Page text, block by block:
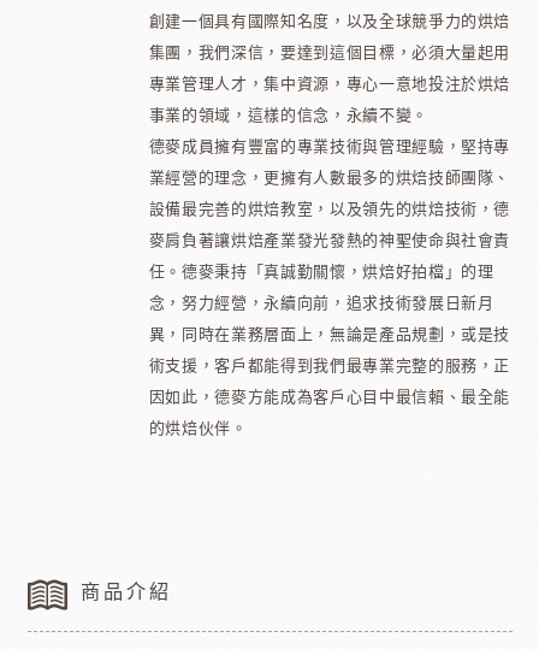
創建一個具有國際知名度，以及全球競爭力的烘焙
集團，我們深信，要達到這個目標，必須大量起用
專業管理人才，集中資源，專心一意地投注於烘焙
事業的領域，這樣的信念，永續不變。
德麥成員擁有豐富的專業技術與管理經驗，堅持專
業經營的理念，更擁有人數最多的烘焙技師團隊、
設備最完善的烘焙教室，以及領先的烘焙技術，德
麥肩負著讓烘焙產業發光發熱的神聖使命與社會責
任。德麥秉持「真誠勤關懷，烘焙好拍檔」的理
念，努力經營，永續向前，追求技術發展日新月
異，同時在業務層面上，無論是產品規劃，或是技
術支援，客戶都能得到我們最專業完整的服務，正
因如此，德麥方能成為客戶心目中最信賴、最全能
的烘焙伙伴。
商品介紹